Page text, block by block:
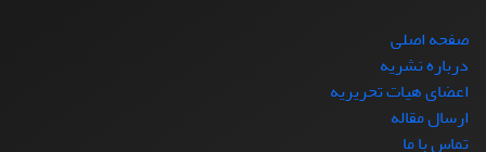
صفحه اصلی
درباره نشریه
اعضای هیات تحریریه
ارسال مقاله
تماس با ما